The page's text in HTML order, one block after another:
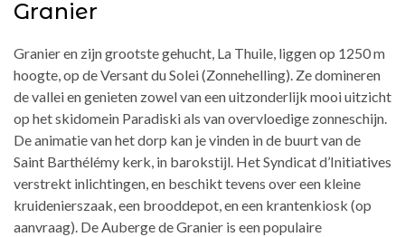
Granier
Granier en zijn grootste gehucht, La Thuile, liggen op 1250 m
hoogte, op de Versant du Solei (Zonnehelling). Ze domineren
de vallei en genieten zowel van een uitzonderlijk mooi uitzicht
op het skidomein Paradiski als van overvloedige zonneschijn.
De animatie van het dorp kan je vinden in de buurt van de
Saint Barthélémy kerk, in barokstijl. Het Syndicat d’Initiatives
verstrekt inlichtingen, en beschikt tevens over een kleine
kruidenierszaak, een brooddepot, en een krantenkiosk (op
aanvraag). De Auberge de Granier is een populaire